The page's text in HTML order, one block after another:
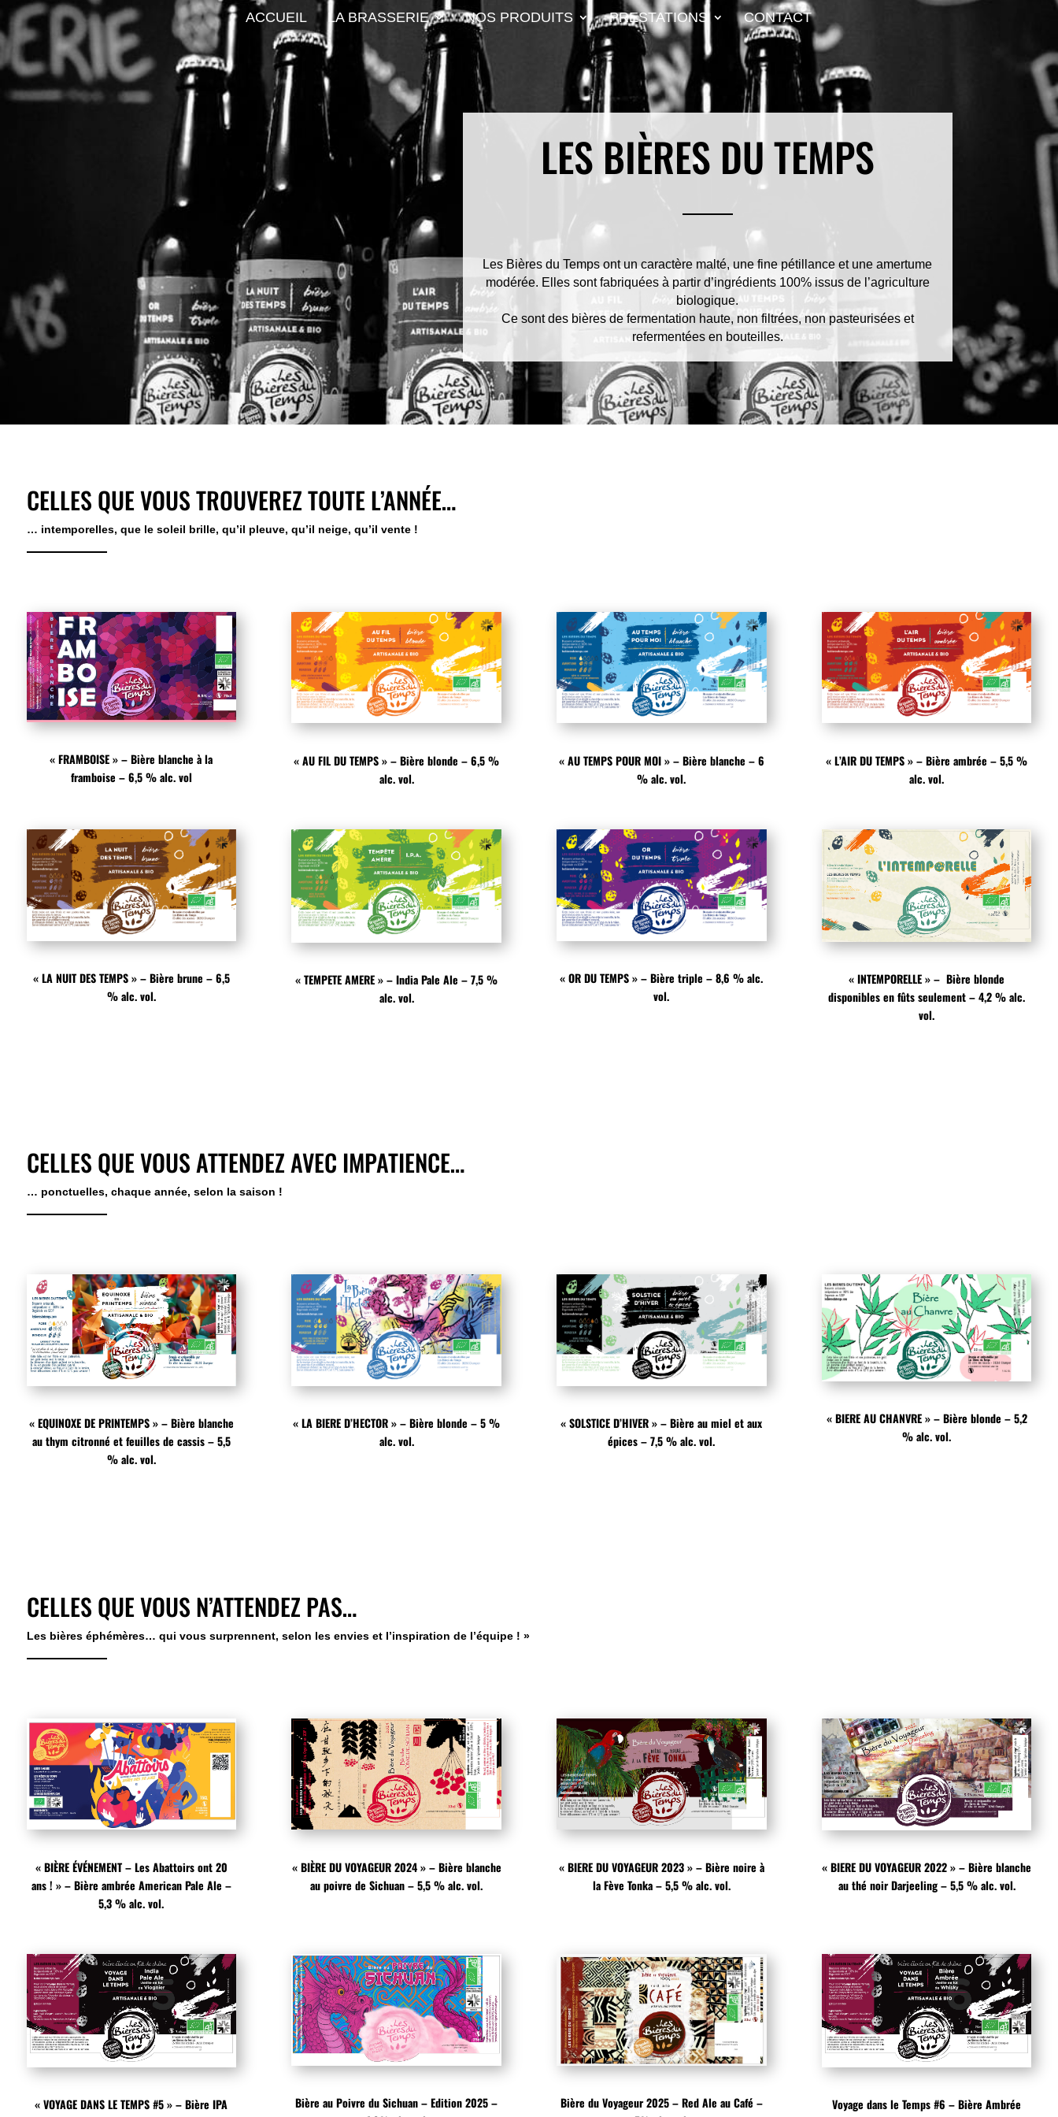
ACCUEIL LA BRASSERIE NOS PRODUITS PRESTATIONS CONTACT
LES BIÈRES DU TEMPS
Les Bières du Temps ont un caractère malté, une fine pétillance et une amertume
modérée. Elles sont fabriquées à partir d’ingrédients 100% issus de l’agriculture
biologique.
Ce sont des bières de fermentation haute, non filtrées, non pasteurisées et
refermentées en bouteilles.
CELLES QUE VOUS TROUVEREZ TOUTE L’ANNÉE…
… intemporelles, que le soleil brille, qu’il pleuve, qu’il neige, qu’il vente !
« FRAMBOISE » – Bière blanche à la
framboise – 6,5 % alc. vol
« AU FIL DU TEMPS » – Bière blonde – 6,5 %
alc. vol.
« AU TEMPS POUR MOI » – Bière blanche – 6
% alc. vol.
« L’AIR DU TEMPS » – Bière ambrée – 5,5 %
alc. vol.
« LA NUIT DES TEMPS » – Bière brune – 6,5
% alc. vol.
« TEMPETE AMERE » – India Pale Ale – 7,5 %
alc. vol.
« OR DU TEMPS » – Bière triple – 8,6 % alc.
vol.
« INTEMPORELLE » – Bière blonde
disponibles en fûts seulement – 4,2 % alc.
vol.
CELLES QUE VOUS ATTENDEZ AVEC IMPATIENCE…
… ponctuelles, chaque année, selon la saison !
« EQUINOXE DE PRINTEMPS » – Bière blanche
au thym citronné et feuilles de cassis – 5,5
% alc. vol.
« LA BIERE D’HECTOR » – Bière blonde – 5 %
alc. vol.
« SOLSTICE D’HIVER » – Bière au miel et aux
épices – 7,5 % alc. vol.
« BIERE AU CHANVRE » – Bière blonde – 5,2
% alc. vol.
CELLES QUE VOUS N’ATTENDEZ PAS…
Les bières éphémères… qui vous surprennent, selon les envies et l’inspiration de l’équipe ! »
« BIÈRE ÉVÉNEMENT – Les Abattoirs ont 20
ans ! » – Bière ambrée American Pale Ale –
5,3 % alc. vol.
« BIÈRE DU VOYAGEUR 2024 » – Bière blanche
au poivre de Sichuan – 5,5 % alc. vol.
« BIERE DU VOYAGEUR 2023 » – Bière noire à
la Fève Tonka – 5,5 % alc. vol.
« BIERE DU VOYAGEUR 2022 » – Bière blanche
au thé noir Darjeeling – 5,5 % alc. vol.
« VOYAGE DANS LE TEMPS #5 » – Bière IPA
Bière au Poivre du Sichuan – Edition 2025 –
Bière du Voyageur 2025 – Red Ale au Café –
Voyage dans le Temps #6 – Bière Ambrée